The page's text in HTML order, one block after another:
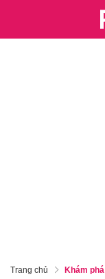
Trang chủ Khám phá